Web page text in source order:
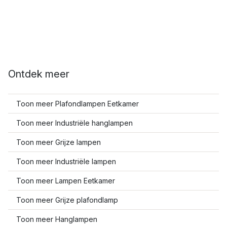
Ontdek meer
Toon meer Plafondlampen Eetkamer
Toon meer Industriële hanglampen
Toon meer Grijze lampen
Toon meer Industriële lampen
Toon meer Lampen Eetkamer
Toon meer Grijze plafondlamp
Toon meer Hanglampen